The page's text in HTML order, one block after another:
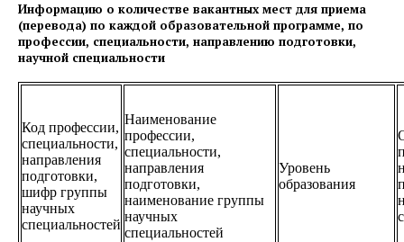
Информацию о количестве вакантных мест для приема
(перевода) по каждой образовательной программе, по
профессии, специальности, направлению подготовки,
научной специальности
Код профессии,
специальности,
направления
подготовки,
шифр группы
научных
специальностей
Наименование
профессии,
специальности,
направления
подготовки,
наименование группы
научных
специальностей
Уровень
образования